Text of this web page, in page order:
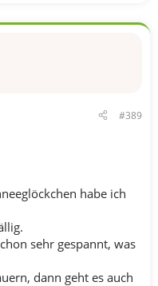
#389
habe ich
sehr gespannt, was
dann geht es auch